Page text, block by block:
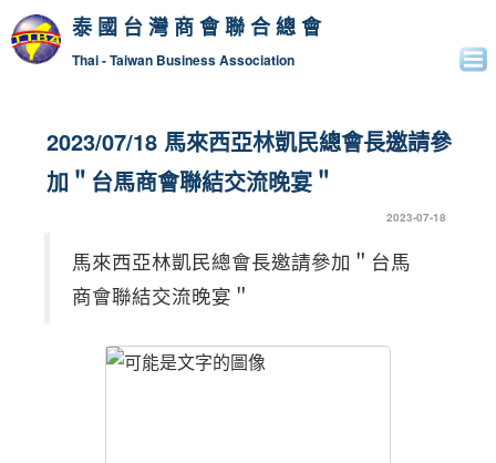
泰國台灣商會聯合總會
Thai - Taiwan Business Association
2023/07/18 馬來西亞林凱民總會長邀請參
加＂台馬商會聯結交流晚宴＂
2023-07-18
馬來西亞林凱民總會長邀請參加＂台馬
商會聯結交流晚宴＂